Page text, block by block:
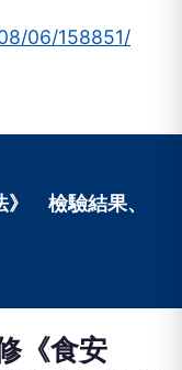
06/158851/
》 檢驗結果、
《食安